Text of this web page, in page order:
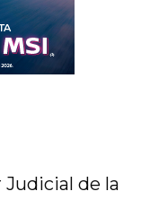
Judicial de la